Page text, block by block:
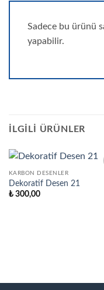
Sadece bu ürünü
yapabilir.
İLGILI ÜRÜNLER
KARBON DESENLER
Dekoratif Desen 21
₺300,00